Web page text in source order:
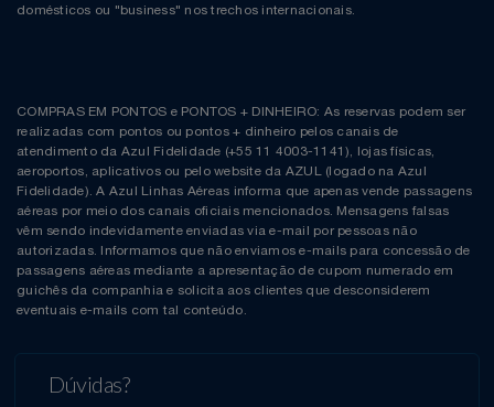
domésticos ou "business" nos trechos internacionais.
COMPRAS EM PONTOS e PONTOS + DINHEIRO: As reservas podem ser
realizadas com pontos ou pontos + dinheiro pelos canais de
atendimento da Azul Fidelidade (+55 11 4003-1141), lojas físicas,
aeroportos, aplicativos ou pelo website da AZUL (logado na Azul
Fidelidade). A Azul Linhas Aéreas informa que apenas vende passagens
aéreas por meio dos canais oficiais mencionados. Mensagens falsas
vêm sendo indevidamente enviadas via e-mail por pessoas não
autorizadas. Informamos que não enviamos e-mails para concessão de
passagens aéreas mediante a apresentação de cupom numerado em
guichês da companhia e solicita aos clientes que desconsiderem
eventuais e-mails com tal conteúdo.
Dúvidas?